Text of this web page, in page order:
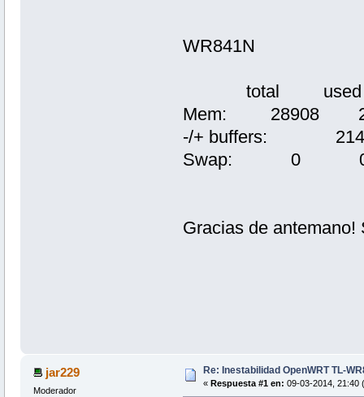
WR841N
total used
Mem:
-/+ buffers:
Swap: 0
Gracias de antemano!
jar229
Moderador
Re: Inestabilidad OpenWRT TL-
« Respuesta #1 en: 09-03-2014, 21:40